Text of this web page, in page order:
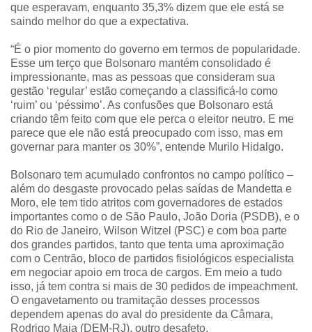
que esperavam, enquanto 35,3% dizem que ele está se
saindo melhor do que a expectativa.
“É o pior momento do governo em termos de popularidade.
Esse um terço que Bolsonaro mantém consolidado é
impressionante, mas as pessoas que consideram sua
gestão ‘regular’ estão começando a classificá-lo como
‘ruim’ ou ‘péssimo’. As confusões que Bolsonaro está
criando têm feito com que ele perca o eleitor neutro. E me
parece que ele não está preocupado com isso, mas em
governar para manter os 30%”, entende Murilo Hidalgo.
Bolsonaro tem acumulado confrontos no campo político –
além do desgaste provocado pelas saídas de Mandetta e
Moro, ele tem tido atritos com governadores de estados
importantes como o de São Paulo, João Doria (PSDB), e o
do Rio de Janeiro, Wilson Witzel (PSC) e com boa parte
dos grandes partidos, tanto que tenta uma aproximação
com o Centrão, bloco de partidos fisiológicos especialista
em negociar apoio em troca de cargos. Em meio a tudo
isso, já tem contra si mais de 30 pedidos de impeachment.
O engavetamento ou tramitação desses processos
dependem apenas do aval do presidente da Câmara,
Rodrigo Maia (DEM-RJ), outro desafeto.